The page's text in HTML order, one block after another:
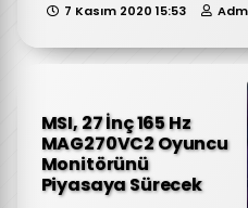
7 Kasım 2020 15:53
MSI, 27 İnç 165 Hz
MAG270VC2 Oyuncu
Monitörünü
Piyasaya Sürecek